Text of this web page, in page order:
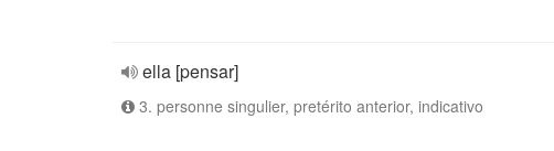
ella [pensar]
3. personne singulier, pretérito anterior, indicativo